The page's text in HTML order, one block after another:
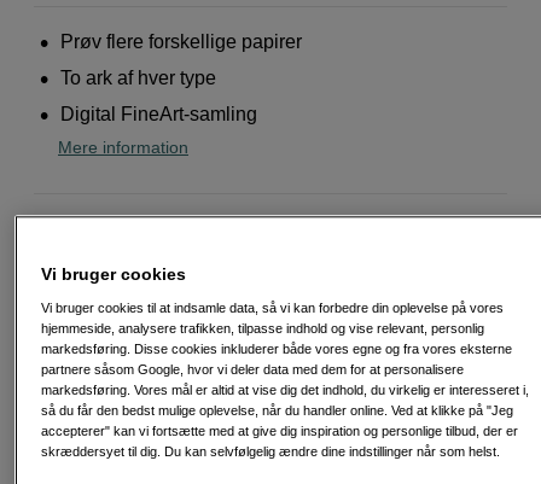
Prøv flere forskellige papirer
To ark af hver type
Digital FineArt-samling
Mere information
Læg i indkøbskurv
Fri fragt ved køb over 500 kr.
Vi bruger cookies
Vi bruger cookies til at indsamle data, så vi kan forbedre din oplevelse på vores
hjemmeside, analysere trafikken, tilpasse indhold og vise relevant, personlig
markedsføring. Disse cookies inkluderer både vores egne og fra vores eksterne
partnere såsom Google, hvor vi deler data med dem for at personalisere
markedsføring. Vores mål er altid at vise dig det indhold, du virkelig er interesseret i,
så du får den bedst mulige oplevelse, når du handler online. Ved at klikke på "Jeg
accepterer" kan vi fortsætte med at give dig inspiration og personlige tilbud, der er
skræddersyet til dig. Du kan selvfølgelig ændre dine indstillinger når som helst.